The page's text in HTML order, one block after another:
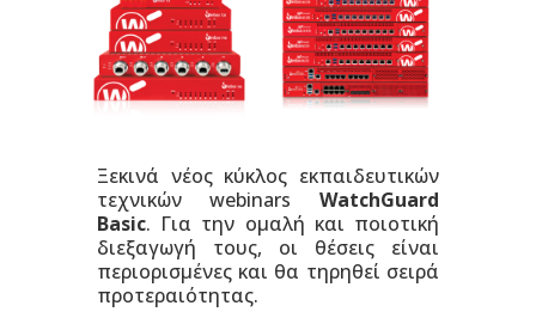
Ξεκινά νέος κύκλος εκπαιδευτικών
τεχνικών webinarsWatchGuard
Basic. Για την ομαλή και ποιοτική
διεξαγωγή τους, οι θέσεις είναι
περιορισμένες και θα τηρηθεί σειρά
προτεραιότητας.